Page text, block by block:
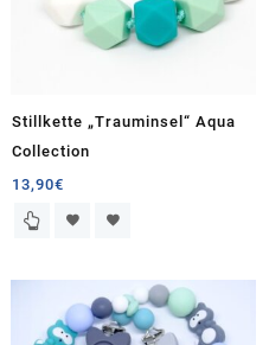
Stillkette „Trauminsel“ Aqua
Collection
13,90€